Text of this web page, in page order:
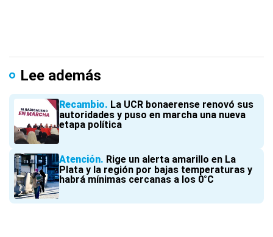
Lee además
Recambio La UCR bonaerense renovó sus
autoridades y puso en marcha una nueva
etapa política
Atención Rige un alerta amarillo en La
Plata y la región por bajas temperaturas y
habrá mínimas cercanas a los 0°C